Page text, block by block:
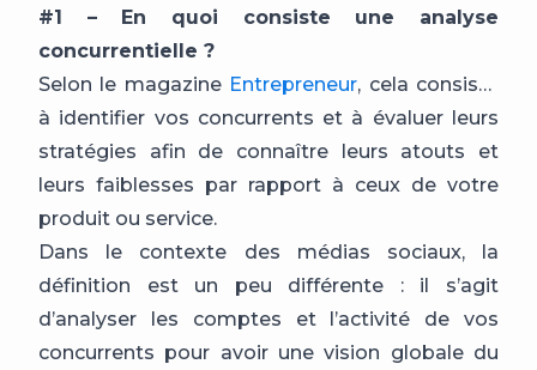
#1 – En quoi consiste une analyse
concurrentielle ?
Selon le magazine Entrepreneur, cela consiste
à identifier vos concurrents et à évaluer leurs
stratégies afin de connaître leurs atouts et
leurs faiblesses par rapport à ceux de votre
produit ou service.
Dans le contexte des médias sociaux, la
définition est un peu différente : il s’agit
d’analyser les comptes et l’activité de vos
concurrents pour avoir une vision globale du